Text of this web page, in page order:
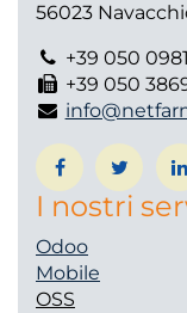
56023
+39 050
+39 050
I nostri
Odoo
Mobile
OSS